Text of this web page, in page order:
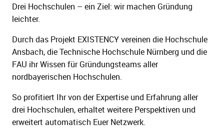
Menü aufklappen
Menü aufklappen
Drei Hochschulen – ein Ziel: wir machen Gründung
leichter.
Durch das Projekt EXISTENCY vereinen die Hochschule
Ansbach, die Technische Hochschule Nürnberg und die
FAU ihr Wissen für Gründungsteams aller
nordbayerischen Hochschulen.
So profitiert Ihr von der Expertise und Erfahrung aller
drei Hochschulen, erhaltet weitere Perspektiven und
erweitert automatisch Euer Netzwerk.